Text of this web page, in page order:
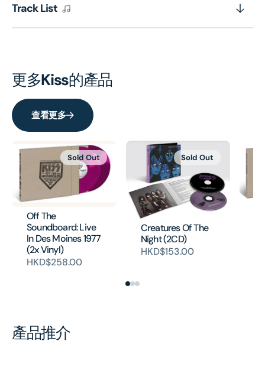
Track List
更多Kiss的產品
查看更多
Off The
Soundboard: Live
In Des Moines 1977
(2x Vinyl)
HKD$258.00
Sold Out
Creatures Of The
Night (2CD)
HKD$153.00
Sold Out
產品推介